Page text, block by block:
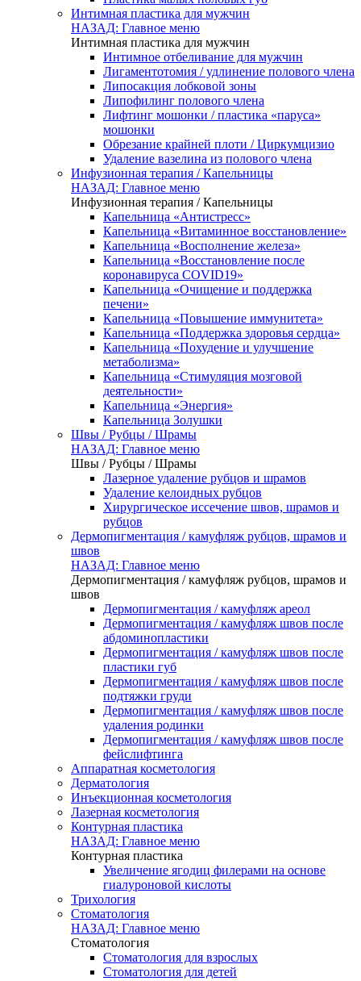
Интимная пластика для мужчин
НАЗАД: Главное меню
Интимная пластика для мужчин
Интимное отбеливание для мужчин
Лигаментотомия / удлинение полового члена
Липосакция лобковой зоны
Липофилинг полового члена
Лифтинг мошонки / пластика «паруса»
мошонки
Обрезание крайней плоти / Циркумцизио
Удаление вазелина из полового члена
Инфузионная терапия / Капельницы
НАЗАД: Главное меню
Инфузионная терапия / Капельницы
Капельница «Антистресс»
Капельница «Витаминное восстановление»
Капельница «Восполнение железа»
Капельница «Восстановление после
коронавируса COVID19»
Капельница «Очищение и поддержка
печени»
Капельница «Повышение иммунитета»
Капельница «Поддержка здоровья сердца»
Капельница «Похудение и улучшение
метаболизма»
Капельница «Стимуляция мозговой
деятельности»
Капельница «Энергия»
Капельница Золушки
Швы / Рубцы / Шрамы
НАЗАД: Главное меню
Швы / Рубцы / Шрамы
Лазерное удаление рубцов и шрамов
Удаление келоидных рубцов
Хирургическое иссечение швов, шрамов и
рубцов
Дермопигментация / камуфляж рубцов, шрамов и
швов
НАЗАД: Главное меню
Дермопигментация / камуфляж рубцов, шрамов и
швов
Дермопигментация / камуфляж ареол
Дермопигментация / камуфляж швов после
абдоминопластики
Дермопигментация / камуфляж швов после
пластики губ
Дермопигментация / камуфляж швов после
подтяжки груди
Дермопигментация / камуфляж швов после
удаления родинки
Дермопигментация / камуфляж швов после
фейслифтинга
Аппаратная косметология
Дерматология
Инъекционная косметология
Лазерная косметология
Контурная пластика
НАЗАД: Главное меню
Контурная пластика
Увеличение ягодиц филерами на основе
гиалуроновой кислоты
Трихология
Стоматология
НАЗАД: Главное меню
Стоматология
Стоматология для взрослых
Стоматология для детей